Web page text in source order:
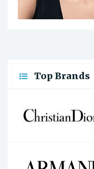
Top Brands